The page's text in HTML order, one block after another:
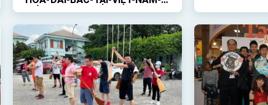
TỔ-CHỨC-HOẠT-ĐỘNG-NGOÀI-
TRỜI-VỚI-CHỦ-ĐỀ-GIỚI-THIỆU-
VỀ-ĐÀI-LOAN-VÀ-BUỔI-CÔNG-
DIỄN-CỦA-BAN-NHẠC-TRỐNG-
THẬP-CỔ